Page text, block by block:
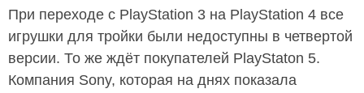
При переходе с PlayStation 3 на PlayStation 4 все
игрушки для тройки были недоступны в четвертой
версии. То же ждёт покупателей PlayStaton 5.
Компания Sony, которая на днях показала